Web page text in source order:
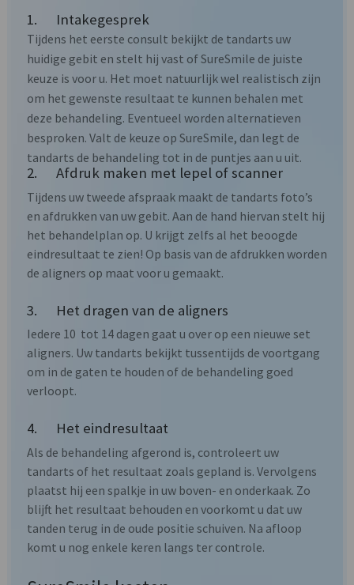
1. Intakegesprek
Tijdens het eerste consult bekijkt de tandarts uw
huidige gebit en stelt hij vast of SureSmile de juiste
keuze is voor u. Het moet natuurlijk wel realistisch zijn
om het gewenste resultaat te kunnen behalen met
deze behandeling. Eventueel worden alternatieven
besproken. Valt de keuze op SureSmile, dan legt de
tandarts de behandeling tot in de puntjes aan u uit.
2. Afdruk maken met lepel of scanner
Tijdens uw tweede afspraak maakt de tandarts foto’s
en afdrukken van uw gebit. Aan de hand hiervan stelt hij
het behandelplan op. U krijgt zelfs al het beoogde
eindresultaat te zien! Op basis van de afdrukken worden
de aligners op maat voor u gemaakt.
3. Het dragen van de aligners
Iedere 10 tot 14 dagen gaat u over op een nieuwe set
aligners. Uw tandarts bekijkt tussentijds de voortgang
om in de gaten te houden of de behandeling goed
verloopt.
4. Het eindresultaat
Als de behandeling afgerond is, controleert uw
tandarts of het resultaat zoals gepland is. Vervolgens
plaatst hij een spalkje in uw boven- en onderkaak. Zo
blijft het resultaat behouden en voorkomt u dat uw
tanden terug in de oude positie schuiven. Na afloop
komt u nog enkele keren langs ter controle.